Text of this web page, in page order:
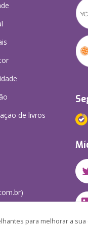
para melhorar a
de livros